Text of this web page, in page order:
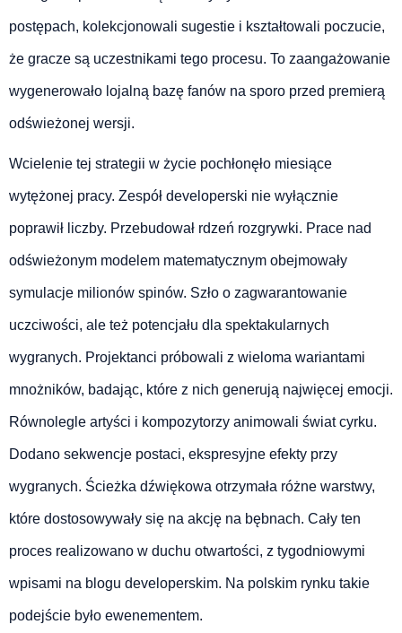
postępach, kolekcjonowali sugestie i kształtowali poczucie,
że gracze są uczestnikami tego procesu. To zaangażowanie
wygenerowało lojalną bazę fanów na sporo przed premierą
odświeżonej wersji.
Wcielenie tej strategii w życie pochłonęło miesiące
wytężonej pracy. Zespół developerski nie wyłącznie
poprawił liczby. Przebudował rdzeń rozgrywki. Prace nad
odświeżonym modelem matematycznym obejmowały
symulacje milionów spinów. Szło o zagwarantowanie
uczciwości, ale też potencjału dla spektakularnych
wygranych. Projektanci próbowali z wieloma wariantami
mnożników, badając, które z nich generują najwięcej emocji.
Równolegle artyści i kompozytorzy animowali świat cyrku.
Dodano sekwencje postaci, ekspresyjne efekty przy
wygranych. Ścieżka dźwiękowa otrzymała różne warstwy,
które dostosowywały się na akcję na bębnach. Cały ten
proces realizowano w duchu otwartości, z tygodniowymi
wpisami na blogu developerskim. Na polskim rynku takie
podejście było ewenementem.